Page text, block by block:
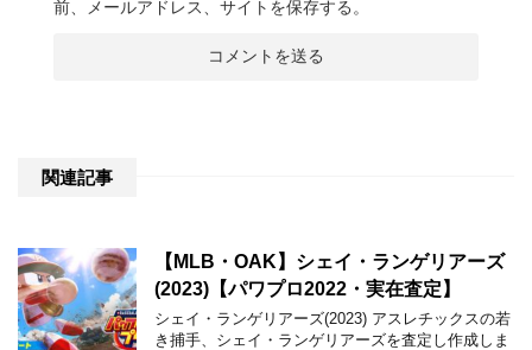
前、メールアドレス、サイトを保存する。
関連記事
【MLB・OAK】シェイ・ランゲリアーズ
(2023)【パワプロ2022・実在査定】
シェイ・ランゲリアーズ(2023) アスレチックスの若
き捕手、シェイ・ランゲリアーズを査定し作成しま